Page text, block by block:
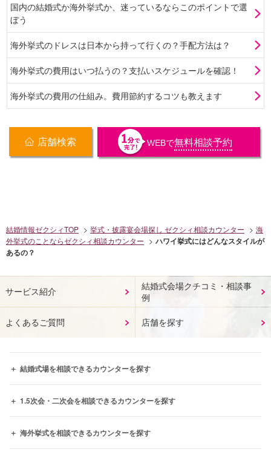
国内の結婚式か海外挙式か、迷っているならこのポイントで選
ぼう
海外挙式のドレスは日本から持って行くの？手配方法は？
海外挙式の費用はいつ払うの？支払いスケジュールを確認！
海外挙式の費用の仕組み。費用節約するコツも教えます
店舗検索 WEBで無料相談予約
結婚情報ゼクシィTOP 挙式・披露宴会場探し ゼクシィ相談カウンター
海
外挙式のことならゼクシィ相談カウンター
ハワイ挙式にはどんなスタイルが
あるの？
サービス紹介
結婚式会場クチコミ・相談事
例
よくあるご質問 店舗を探す
結婚式場を相談できるカウンターを探す
1.5次会・二次会を相談できるカウンターを探す
海外挙式を相談できるカウンターを探す